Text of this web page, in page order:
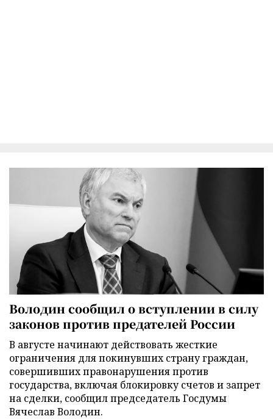
Володин сообщил о вступлении в силу
законов против предателей России
В августе начинают действовать жесткие
ограничения для покинувших страну граждан,
совершивших правонарушения против
государства, включая блокировку счетов и запрет
на сделки, сообщил председатель Госдумы
Вячеслав Володин.